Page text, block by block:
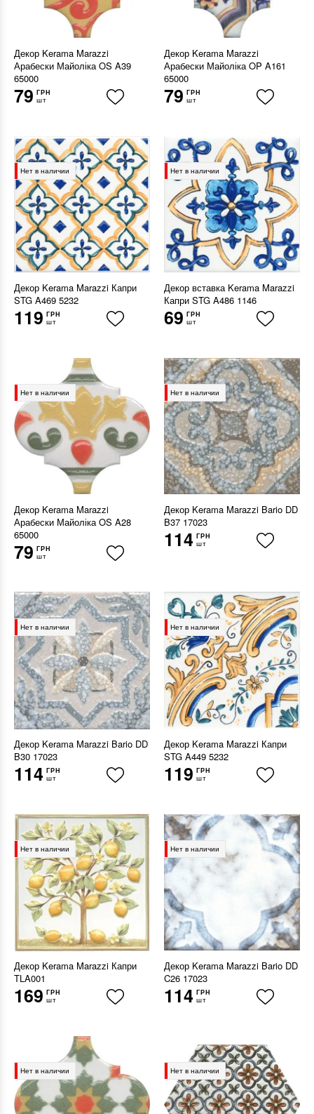
Декор Kerama Marazzi
Арабески Майоліка OS A39
65000
79 ГРН
шт
Декор Kerama Marazzi
Арабески Майоліка OP A161
65000
79 ГРН
шт
Нет в наличии
Декор Kerama Marazzi Капри
STG A469 5232
119 ГРН
шт
Нет в наличии
Декор вставка Kerama Marazzi
Капри STG A486 1146
69 ГРН
шт
Нет в наличии
Декор Kerama Marazzi
Арабески Майоліка OS A28
65000
79 ГРН
шт
Нет в наличии
Декор Kerama Marazzi Bario DD
B37 17023
114 ГРН
шт
Нет в наличии
Декор Kerama Marazzi Bario DD
B30 17023
114 ГРН
шт
Нет в наличии
Декор Kerama Marazzi Капри
STG A449 5232
119 ГРН
шт
Нет в наличии
Декор Kerama Marazzi Капри
TLA001
169 ГРН
шт
Нет в наличии
Декор Kerama Marazzi Bario DD
C26 17023
114 ГРН
шт
Нет в наличии Нет в наличии